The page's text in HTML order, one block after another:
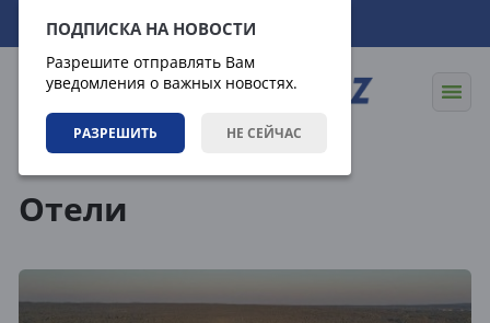
ПОДПИСКА НА НОВОСТИ
Разрешите отправлять Вам
уведомления о важных новостях.
РАЗРЕШИТЬ НЕ СЕЙЧАС
06.08.2026 17:21:20
Отели